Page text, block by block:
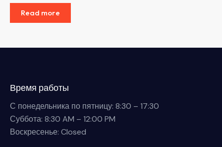
Read more
Время работы
С понедельника по пятницу: 8:30 – 17:30
Суббота: 8:30 AM – 12:00 PM
Воскресенье: Closed